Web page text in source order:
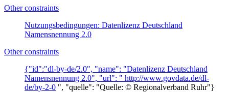
Other constraints
Nutzungsbedingungen: Datenlizenz Deutschland
Namensnennung 2.0
Other constraints
{"id":"dl-by-de/2.0", "name": "Datenlizenz Deutschland
Namensnennung 2.0", "url": " http://www.govdata.de/dl-
de/by-2-0 ", "quelle": "Quelle: © Regionalverband Ruhr"}